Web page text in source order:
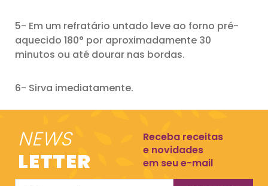
5- Em um refratário untado leve ao forno pré-
aquecido 180° por aproximadamente 30
minutos ou até dourar nas bordas.
6- Sirva imediatamente.
NEWS
LETTER
Receba receitas
e novidades
em seu e-mail